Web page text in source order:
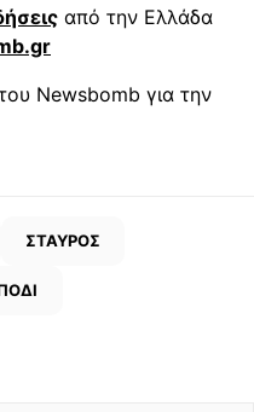
από την Ελλάδα
Newsbomb για την
ΣΤΑΥΡΟΣ